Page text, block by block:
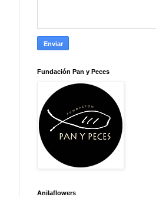
Fundación Pan y Peces
Anilaflowers